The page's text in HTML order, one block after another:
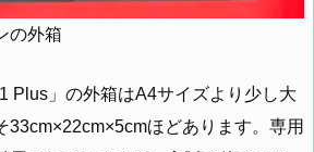
の外箱
Plus」の外箱はA4サイズより少し大
33cm×22cm×5cmほどあります。専用